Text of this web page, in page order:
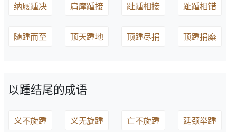
纳屦踵决 肩摩踵接 趾踵相接 趾踵相错
随踵而至 顶天踵地 顶踵尽捐 顶踵捐糜
以踵结尾的成语
义不旋踵 义无旋踵 亡不旋踵 延颈举踵